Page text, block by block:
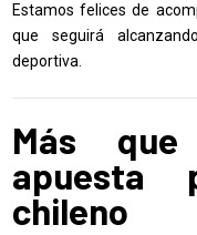
Estamos felices de
que seguirá
deportiva.
Más
apuesta
chileno